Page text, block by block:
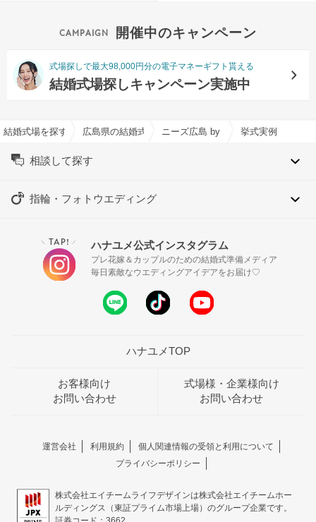
開催中のキャンペーン
式場探しで最大98,000円分の電子マネーギフト貰える
結婚式場探しキャンペーン実施中
結婚式場を探すならハナユメ広島県の結婚式場一覧ニーズ広島 by T&G WEDDING(旧
挙式実例
相談して探す
指輪・フォトウエディング
＼ TAP! ／ ハナユメ公式インスタグラム
プレ花嫁＆カップルのための結婚式準備メディア
毎日素敵なウエディングアイデアをお届け♡
ハナユメTOP
お客様向け
お問い合わせ
式場様・企業様向け
お問い合わせ
運営会社 利用規約
個人関連情報の受領と利用について
プライバシーポリシー
株式会社エイチームライフデザインは株式会社エイチームホー
ルディングス（東証プライム市場上場）のグループ企業です。